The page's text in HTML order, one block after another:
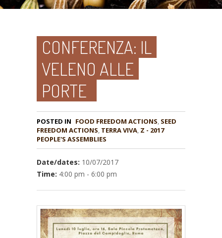
CONFERENZA: IL
VELENO ALLE
PORTE
POSTED IN FOOD FREEDOM ACTIONS, SEED
, TERRA VIVA, Z - 2017
PEOPLE'S ASSEMBLIES
Date/dates: 10/07/2017
Time: 4:00 pm - 6:00 pm